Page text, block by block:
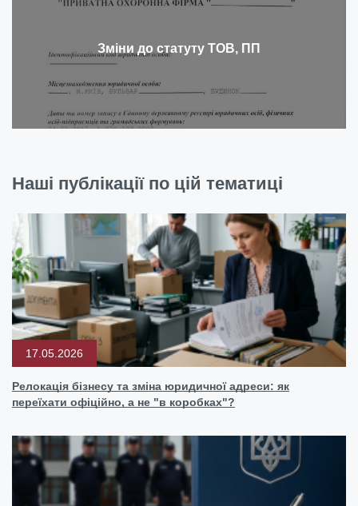
Зміни до статуту ТОВ, ПП
Наші публікації по цій тематиці
17.05.2026
Релокація бізнесу та зміна юридичної адреси: як
переїхати офіційно, а не "в коробках"?